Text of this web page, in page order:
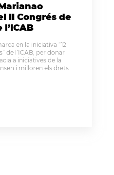
II Congrés de
en la iniciativa “12
de l’ICAB, per donar
a iniciatives de la
i milloren els drets